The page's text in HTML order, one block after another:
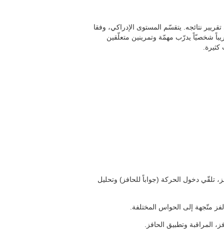
نتائجه. يتقسّم المستوى الإدراكي، وفقا
شخصيّاً يدرّب مهمّة وتمرينين متعلّقين
تلقّي دخول الحركة (جواباً للحافز) وتحليل
متّجهة إلى الحواس المختلفة.
وتطبيق الحافز.